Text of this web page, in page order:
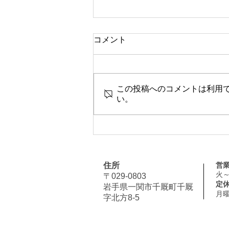
着物まち歩きイベント
コメント
この投稿へのコメントは利用
い。
住所
​〒029-0803
岩手県一関市千厩町千厩
字北方8-5
営
火
定
月